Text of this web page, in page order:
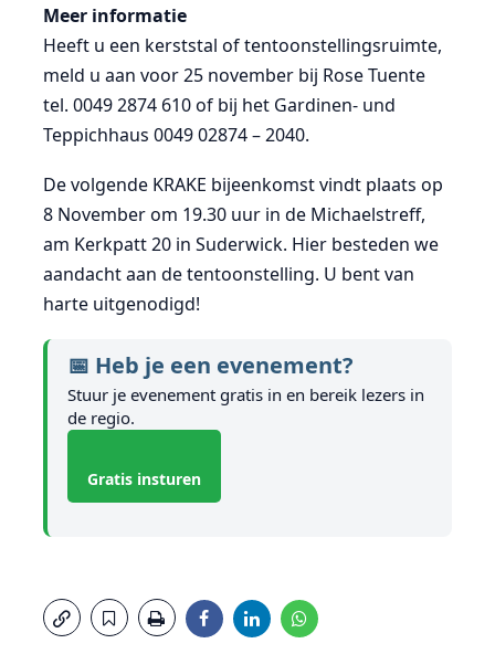
Meer informatie
Heeft u een kerststal of tentoonstellingsruimte,
meld u aan voor 25 november bij Rose Tuente
tel. 0049 2874 610 of bij het Gardinen- und
Teppichhaus 0049 02874 – 2040.
De volgende KRAKE bijeenkomst vindt plaats op
8 November om 19.30 uur in de Michaelstreff,
am Kerkpatt 20 in Suderwick. Hier besteden we
aandacht aan de tentoonstelling. U bent van
harte uitgenodigd!
📅 Heb je een evenement?
Stuur je evenement gratis in en bereik lezers in
de regio.
Gratis insturen